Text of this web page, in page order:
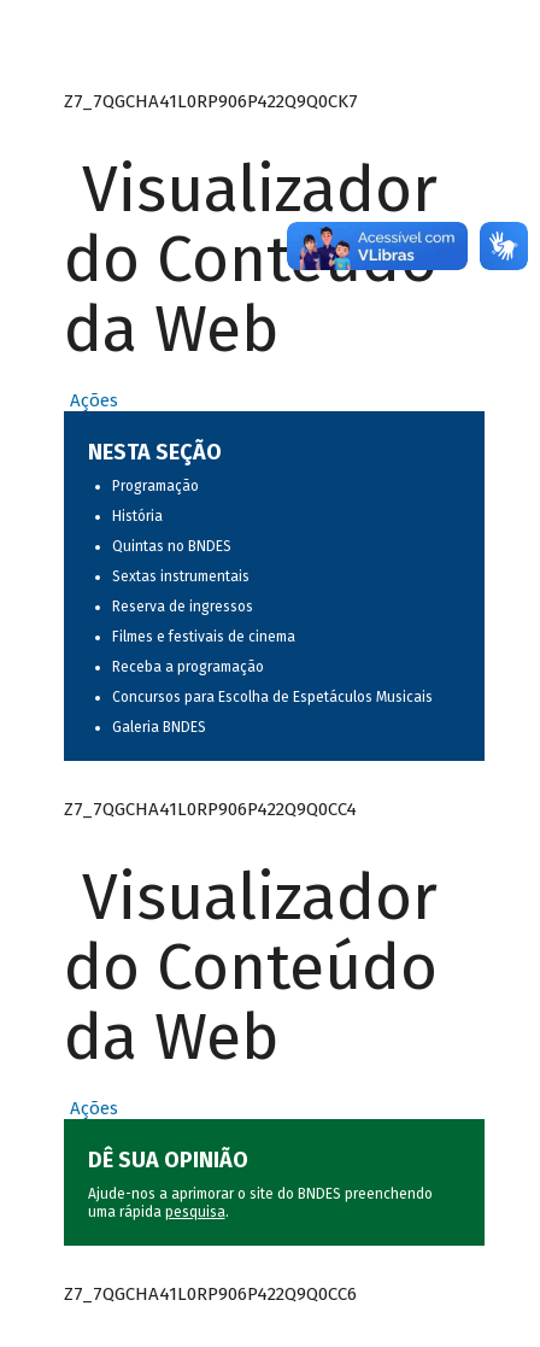
Z7_7QGCHA41L0RP906P422Q9Q0CK7
Visualizador
do Conteúdo
da Web
Ações
NESTA SEÇÃO
Programação
História
Quintas no BNDES
Sextas instrumentais
Reserva de ingressos
Filmes e festivais de cinema
Receba a programação
Concursos para Escolha de Espetáculos Musicais
Galeria BNDES
Z7_7QGCHA41L0RP906P422Q9Q0CC4
Visualizador
do Conteúdo
da Web
Ações
DÊ SUA OPINIÃO
Ajude-nos a aprimorar o site do BNDES preenchendo
uma rápida pesquisa.
Z7_7QGCHA41L0RP906P422Q9Q0CC6